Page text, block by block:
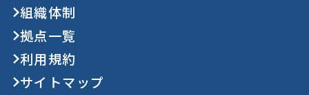
組織体制
拠点一覧
利用規約
サイトマップ